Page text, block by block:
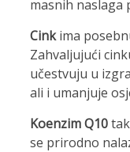
masnih naslaga
Cinkima
Zahvaljujući
učestvuju u
ali i umanjuje
Koenzim Q10
se prirodno